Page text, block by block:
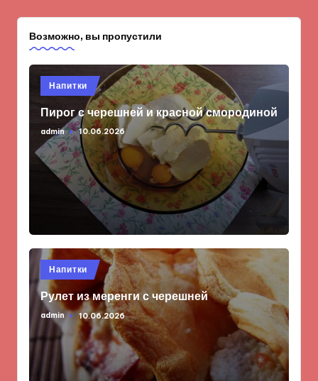
Возможно, вы пропустили
Опубликовано
в
Напитки
Пирог с черешней и красной смородиной
Запись
от
admin 10.06.2026
Опубликовано
в
Напитки
Рулет из меренги с черешней
Запись
admin 10.06.2026